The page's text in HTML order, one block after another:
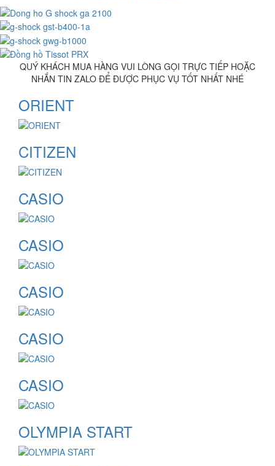
QUÝ KHÁCH MUA HÀNG VUI LÒNG GỌI TRỰC TIẾP HOẶC
NHẮN TIN ZALO ĐỂ ĐƯỢC PHỤC VỤ TỐT NHẤT NHÉ
ORIENT
CITIZEN
CASIO
CASIO
CASIO
CASIO
CASIO
OLYMPIA START